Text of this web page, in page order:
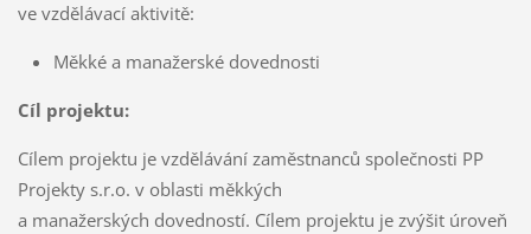
ve vzdělávací aktivitě:
Měkké a manažerské dovednosti
Cíl projektu:
Cílem projektu je vzdělávání zaměstnanců společnosti PP
Projekty s.r.o. v oblasti měkkých
a manažerských dovedností. Cílem projektu je zvýšit úroveň